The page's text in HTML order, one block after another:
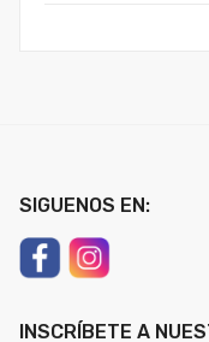
SIGUENOS EN:
INSCRÍBETE A